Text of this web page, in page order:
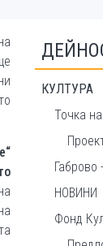
КУЛТУРА
Точка
Габрово
НОВИНИ
Фонд